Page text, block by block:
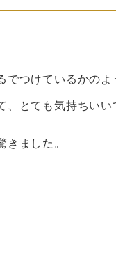
つけているかの
とても気持ちいい
ました。